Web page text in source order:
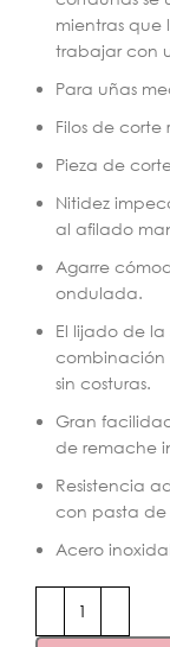
mientras que
trabajar con
Para uñas
Filos de corte
Pieza de
Nitidez
al afilado
Agarre
ondulada.
El lijado de
combinación
sin costuras.
Gran
de remache
Resistencia
con pasta de
Acero